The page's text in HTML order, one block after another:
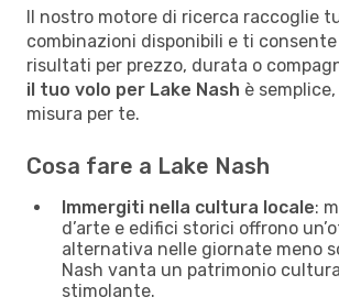
Il nostro motore di ricerca raccoglie
combinazioni disponibili e ti
risultati per prezzo, durata o
il tuo volo per Lake Nash è
misura per te.
Cosa fare a Lake Nash
Immergiti nella cultura locale:
d’arte e edifici storici offrono
alternativa nelle giornate meno
Nash vanta un patrimonio
stimolante.